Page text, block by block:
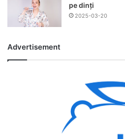
pe dinți
2025-03-20
Advertisement